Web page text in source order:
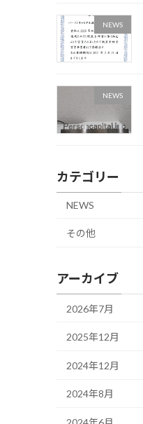
NEWS
NEWS
カテゴリー
NEWS
その他
アーカイブ
2026年7月
2025年12月
2024年12月
2024年8月